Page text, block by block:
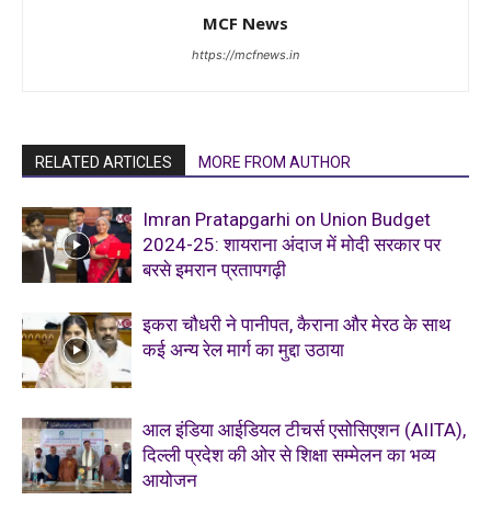
MCF News
https://mcfnews.in
RELATED ARTICLES MORE FROM AUTHOR
Imran Pratapgarhi on Union Budget
2024-25: शायराना अंदाज में मोदी सरकार पर
बरसे इमरान प्रतापगढ़ी
इकरा चौधरी ने पानीपत, कैराना और मेरठ के साथ
कई अन्य रेल मार्ग का मुद्दा उठाया
आल इंडिया आईडियल टीचर्स एसोसिएशन (AIITA),
दिल्ली प्रदेश की ओर से शिक्षा सम्मेलन का भव्य
आयोजन